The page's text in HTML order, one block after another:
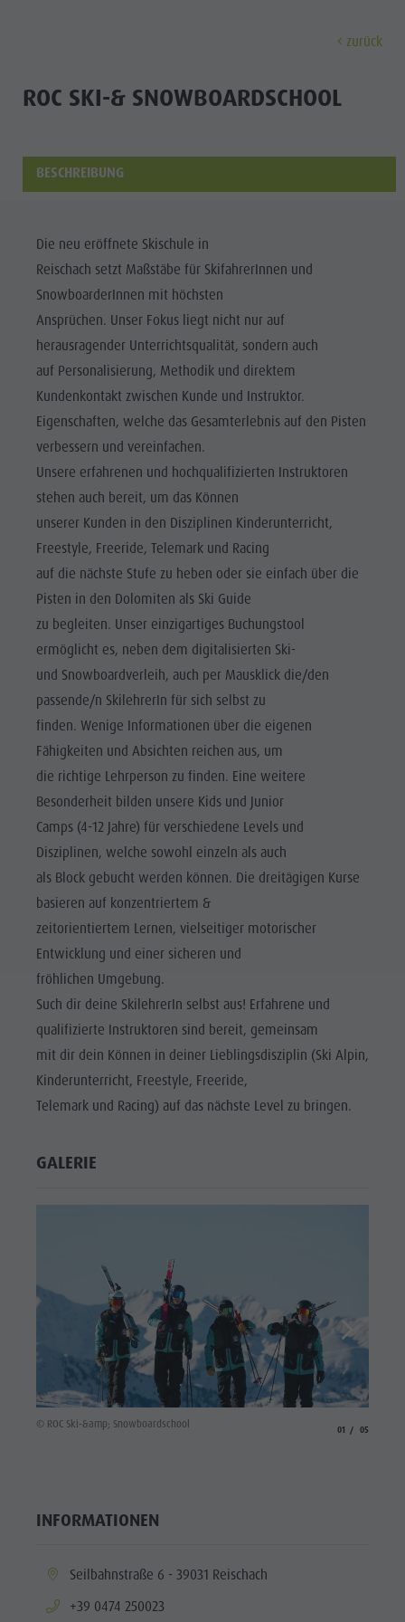
MUSEEN
SEHENSWÜRDIGKEITEN
ORTE &
UMGEBUNG
TRADITION &
HANDWERK
HIGHLIGHT
EVENTS
Wellness
Kinder
Sehenswürdigkeiten
Orte & Umgebung
Highlight Events
Alle Events
Wellness
Familie & Kinder
Info A-Z
Wandern
Themenwege
Golf
Klettern
Paragleiten
Ballonfahren
Rafting & Canyoning
Reiten
Tennis
Schwimmen
Tourenübersicht
Angebote
Mobilität vor Ort
Anreise
Webcams
Wetter
Kontakt
Newsletter
Katalogservice
Ortstaxe
Urlaub mit Hund
Pilze sammeln
Kronplatz Doctor Service
FAQ
Shopping
Stadtführungen
Highlight Events
Must-sees
Trainingslager
zurück
ROC SKI-& SNOWBOARDSCHOOL
BESCHREIBUNG
Die neu eröffnete Skischule in
Reischach setzt Maßstäbe für SkifahrerInnen und
SnowboarderInnen mit höchsten
Ansprüchen. Unser Fokus liegt nicht nur auf
herausragender Unterrichtsqualität, sondern auch
auf Personalisierung, Methodik und direktem
Kundenkontakt zwischen Kunde und Instruktor.
Eigenschaften, welche das Gesamterlebnis auf den Pisten
verbessern und vereinfachen.
Unsere erfahrenen und hochqualifizierten Instruktoren
stehen auch bereit, um das Können
unserer Kunden in den Disziplinen Kinderunterricht,
Freestyle, Freeride, Telemark und Racing
auf die nächste Stufe zu heben oder sie einfach über die
Pisten in den Dolomiten als Ski Guide
zu begleiten. Unser einzigartiges Buchungstool
ermöglicht es, neben dem digitalisierten Ski-
und Snowboardverleih, auch per Mausklick die/den
passende/n SkilehrerIn für sich selbst zu
finden. Wenige Informationen über die eigenen
Fähigkeiten und Absichten reichen aus, um
die richtige Lehrperson zu finden. Eine weitere
Besonderheit bilden unsere Kids und Junior
Camps (4-12 Jahre) für verschiedene Levels und
Disziplinen, welche sowohl einzeln als auch
als Block gebucht werden können. Die dreitägigen Kurse
basieren auf konzentriertem &
zeitorientiertem Lernen, vielseitiger motorischer
Entwicklung und einer sicheren und
fröhlichen Umgebung.
Such dir deine SkilehrerIn selbst aus! Erfahrene und
qualifizierte Instruktoren sind bereit, gemeinsam
mit dir dein Können in deiner Lieblingsdisziplin (Ski Alpin,
Kinderunterricht, Freestyle, Freeride,
Telemark und Racing) auf das nächste Level zu bringen.
GALERIE
© ROC Ski-&amp; Snowboardschool
01 05
INFORMATIONEN
aria.location:
Seilbahnstraße 6 - 39031 Reischach
aria.phone:
+39 0474 250023